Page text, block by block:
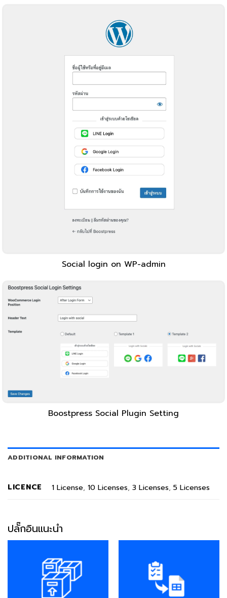
Social login on WP-admin
Boostpress Social Plugin Setting
ADDITIONAL INFORMATION
LICENCE 1 License,10 Licenses,3 Licenses,5 Licenses
ปลั๊กอินแนะนำ